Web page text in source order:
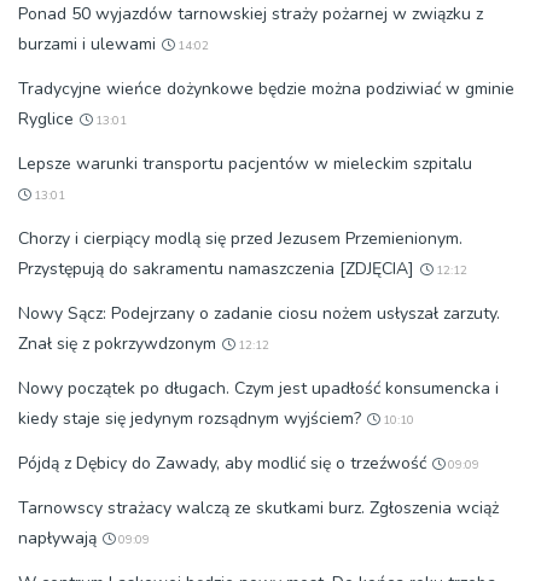
Ponad 50 wyjazdów tarnowskiej straży pożarnej w związku z
burzami i ulewami
14:02
Tradycyjne wieńce dożynkowe będzie można podziwiać w gminie
Ryglice
13:01
Lepsze warunki transportu pacjentów w mieleckim szpitalu
13:01
Chorzy i cierpiący modlą się przed Jezusem Przemienionym.
Przystępują do sakramentu namaszczenia [ZDJĘCIA]
12:12
Nowy Sącz: Podejrzany o zadanie ciosu nożem usłyszał zarzuty.
Znał się z pokrzywdzonym
12:12
Nowy początek po długach. Czym jest upadłość konsumencka i
kiedy staje się jedynym rozsądnym wyjściem?
10:10
Pójdą z Dębicy do Zawady, aby modlić się o trzeźwość 09:09
Tarnowscy strażacy walczą ze skutkami burz. Zgłoszenia wciąż
napływają
09:09